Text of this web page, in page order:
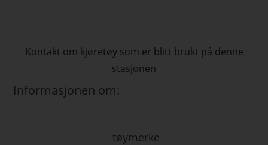
Kontakt om kjøretøy som er blitt brukt på denne
stasjonen
Informasjonen om:
tøymerke